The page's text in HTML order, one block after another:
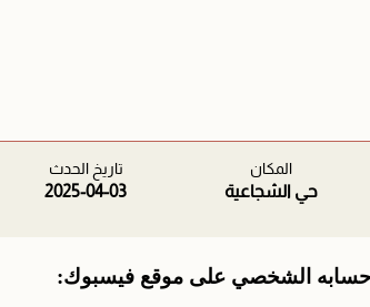
المكان
حي الشجاعية
تاريخ الحدث
2025-04-03
الشخصي على موقع فيسبوك: